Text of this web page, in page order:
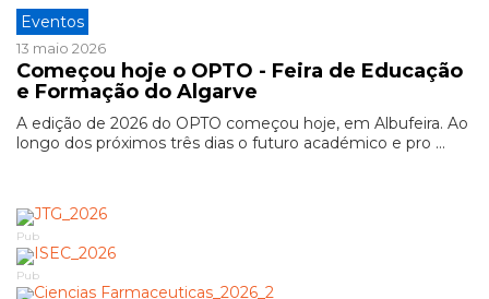
Eventos
13 maio 2026
Começou hoje o OPTO - Feira de Educação
e Formação do Algarve
A edição de 2026 do OPTO começou hoje, em Albufeira. Ao
longo dos próximos três dias o futuro académico e pro ...
Pub
Pub